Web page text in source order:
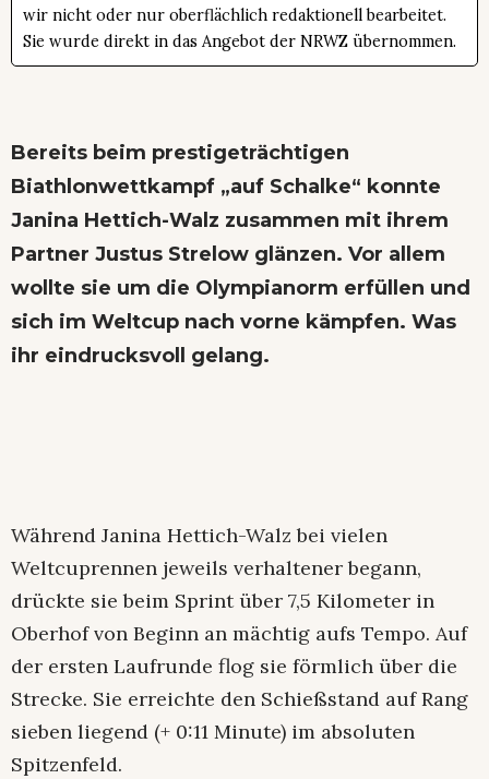
wir nicht oder nur oberflächlich redaktionell bearbeitet.
Sie wurde direkt in das Angebot der NRWZ übernommen.
Bereits beim prestigeträchtigen
Biathlonwettkampf „auf Schalke“ konnte
Janina Hettich-Walz zusammen mit ihrem
Partner Justus Strelow glänzen. Vor allem
wollte sie um die Olympianorm erfüllen und
sich im Weltcup nach vorne kämpfen. Was
ihr eindrucksvoll gelang.
Während Janina Hettich-Walz bei vielen
Weltcuprennen jeweils verhaltener begann,
drückte sie beim Sprint über 7,5 Kilometer in
Oberhof von Beginn an mächtig aufs Tempo. Auf
der ersten Laufrunde flog sie förmlich über die
Strecke. Sie erreichte den Schießstand auf Rang
sieben liegend (+ 0:11 Minute) im absoluten
Spitzenfeld.